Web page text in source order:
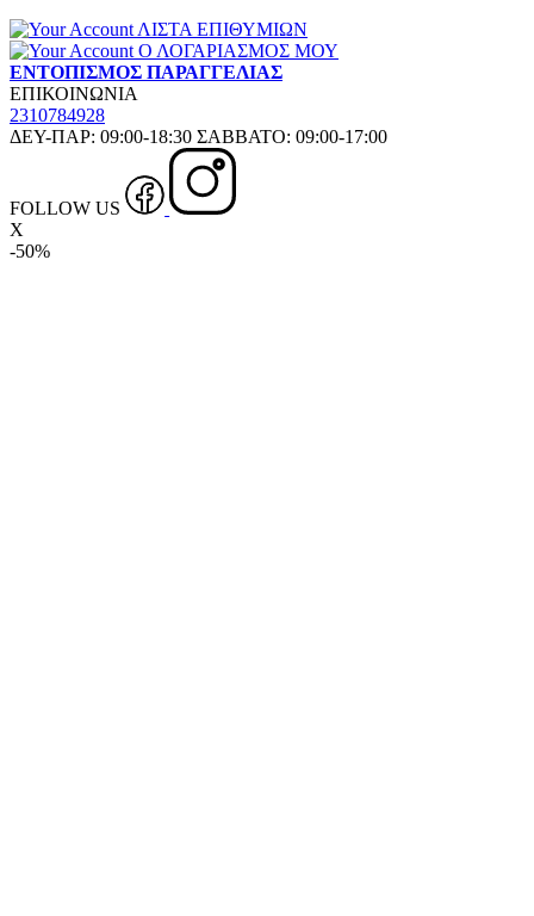
ΛΙΣΤΑ ΕΠΙΘΥΜΙΩΝ
Ο ΛΟΓΑΡΙΑΣΜΟΣ ΜΟΥ
ΕΝΤΟΠΙΣΜΟΣ ΠΑΡΑΓΓΕΛΙΑΣ
ΕΠΙΚΟΙΝΩΝΙΑ
2310784928
ΔΕΥ-ΠΑΡ: 09:00-18:30 ΣΑΒΒΑΤΟ: 09:00-17:00
FOLLOW US
X
-50%